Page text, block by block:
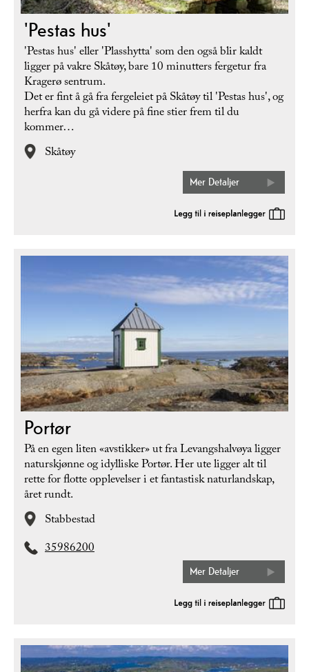
'Pestas hus'
'Pestas hus' eller 'Plasshytta' som den også blir kaldt
ligger på vakre Skåtøy, bare 10 minutters fergetur fra
Kragerø sentrum.
Det er fint å gå fra fergeleiet på Skåtøy til 'Pestas hus', og
herfra kan du gå videre på fine stier frem til du
kommer…
Skåtøy
Mer Detaljer
Portør
På en egen liten «avstikker» ut fra Levangshalvøya ligger
naturskjønne og idylliske Portør. Her ute ligger alt til
rette for flotte opplevelser i et fantastisk naturlandskap,
året rundt.
Stabbestad
35986200
Mer Detaljer